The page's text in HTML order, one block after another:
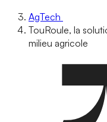
AgTech
TouRoule, la
milieu agricole